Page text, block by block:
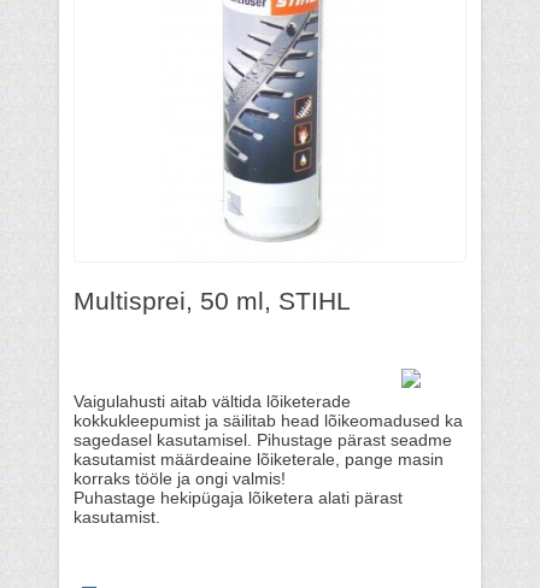
Multisprei, 50 ml, STIHL
Vaigulahusti aitab vältida lõiketerade
kokkukleepumist ja säilitab head lõikeomadused ka
sagedasel kasutamisel. Pihustage pärast seadme
kasutamist määrdeaine lõiketerale, pange masin
korraks tööle ja ongi valmis!
Puhastage hekipügaja lõiketera alati pärast
kasutamist.